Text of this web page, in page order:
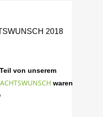
2018
von unserem
waren